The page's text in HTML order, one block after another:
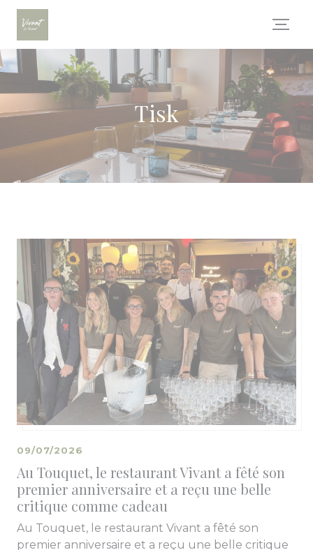
Panel pro správu cookies
Tisk
Au Touquet, le restaurant Vivant a fêté son
premier anniversaire et a reçu une belle
critique comme cadeau
09/07/2026
Au Touquet, le restaurant Vivant a fêté son
premier anniversaire et a reçu une belle critique